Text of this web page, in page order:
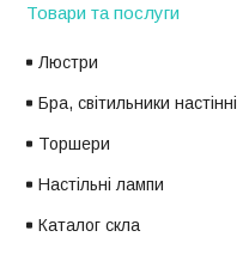
Товари та послуги
Люстри
Бра, світильники настінні
Торшери
Настільні лампи
Каталог скла